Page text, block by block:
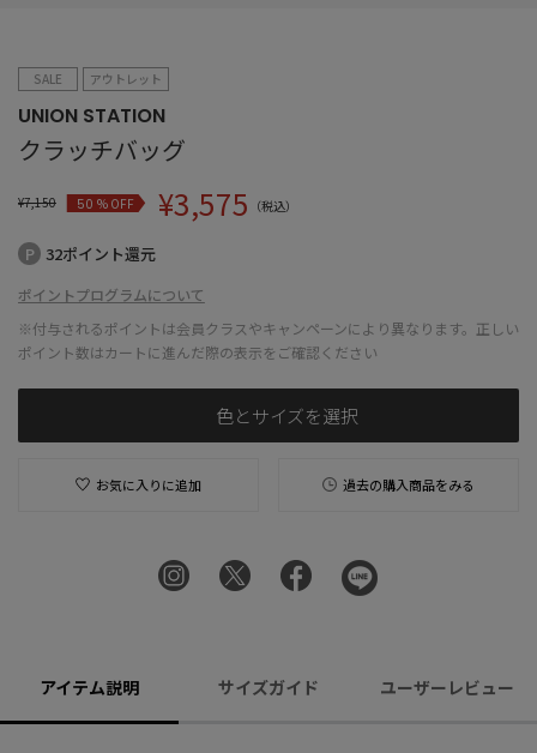
SALE アウトレット
UNION STATION
クラッチバッグ
¥7,150 50% OFF ¥3,575 （税込）
32ポイント還元
ポイントプログラムについて
※付与されるポイントは会員クラスやキャンペーンにより異なります。正しい
ポイント数はカートに進んだ際の表示をご確認ください
色とサイズを選択
お気に入りに追加 過去の購入商品をみる
アイテム説明 サイズガイド ユーザーレビュー